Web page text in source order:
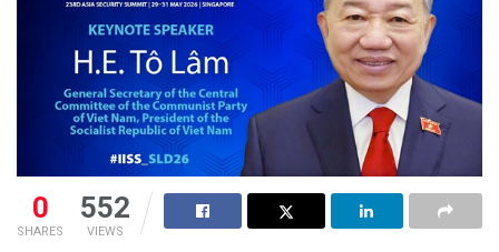
0
SHARES
552
VIEWS